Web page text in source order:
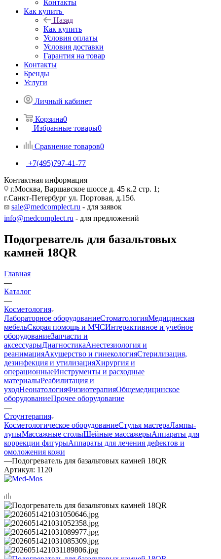
Контакты
Как купить
Назад
Как купить
Условия оплаты
Условия доставки
Гарантия на товар
Контакты
Бренды
Услуги
Личный кабинет
Корзина0
Избранные товары0
Сравнение товаров0
+7(495)797-41-77
Контактная информация
г.Москва, Варшавское шоссе д. 45 к.2 стр. 1;
г.Санкт-Петербург ул. Портовая, д.15б.
sale@medcomplect.ru - для заявок
info@medcomplect.ru - для предложений
Подогреватель для базальтовых
камней 18QR
Главная
—
Каталог
—
Косметология
Лабораторное оборудованиеСтоматологияМедицинская
мебельСкорая помощь и МЧСИнтерактивное и учебное
оборудованиеЗапчасти и
аксессуарыДиагностикаАнестезиология и
реанимацияАкушерство и гинекологияСтерилизация,
дезинфекция и утилизацияХирургия и
операционныеИнструменты и расходные
материалыРеабилитация и
уходНеонатологияФизиотерапияОбщемедицинское
оборудованиеПрочее оборудование
—
Стоунтерапия
Косметологическое оборудованиеСтулья мастераЛампы-
лупыМассажные столыШейные массажерыАппараты для
коррекции фигурыАппараты для лечения дефектов и
омоложения кожи
—Подогреватель для базальтовых камней 18QR
Артикул: 1120